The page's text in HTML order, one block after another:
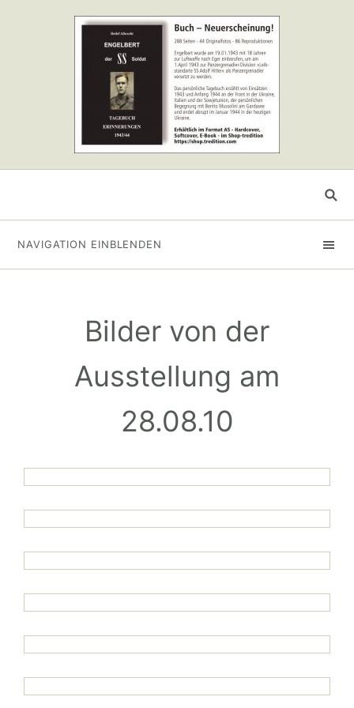
NAVIGATION EINBLENDEN
Bilder von der
Ausstellung am
28.08.10